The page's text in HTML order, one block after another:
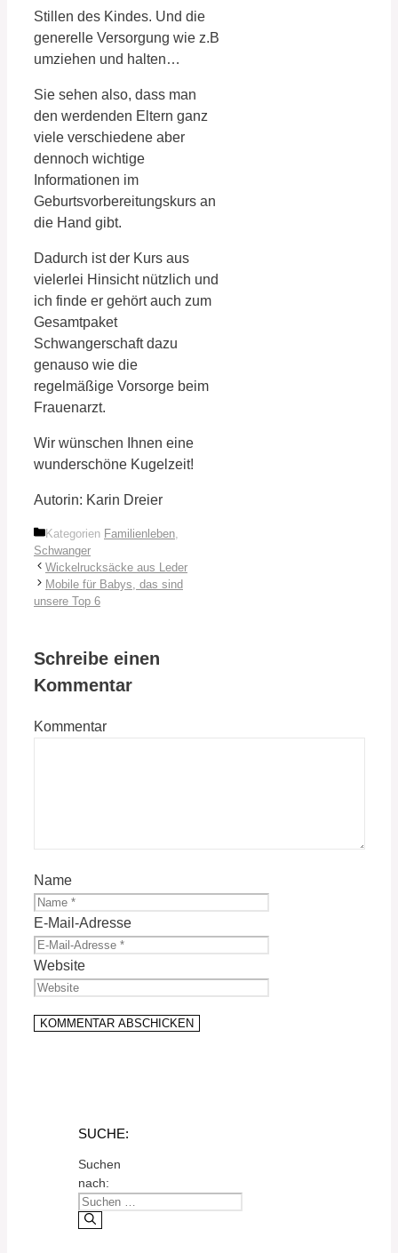
Stillen des Kindes. Und die
generelle Versorgung wie z.B
umziehen und halten…
Sie sehen also, dass man
den werdenden Eltern ganz
viele verschiedene aber
dennoch wichtige
Informationen im
Geburtsvorbereitungskurs an
die Hand gibt.
Dadurch ist der Kurs aus
vielerlei Hinsicht nützlich und
ich finde er gehört auch zum
Gesamtpaket
Schwangerschaft dazu
genauso wie die
regelmäßige Vorsorge beim
Frauenarzt.
Wir wünschen Ihnen eine
wunderschöne Kugelzeit!
Autorin: Karin Dreier
Kategorien Familienleben
Schwanger
Wickelrucksäcke aus Leder
Mobile für Babys, das sind
unsere Top 6
Schreibe einen
Kommentar
Kommentar
Name
E-Mail-Adresse
Website
SUCHE:
Suchen
nach: